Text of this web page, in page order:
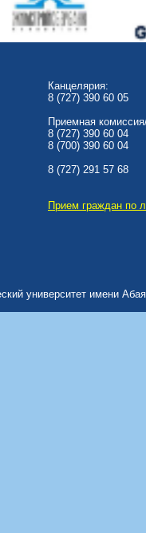
Канцелярия:
8 (727) 390 60 05
Приемная
8 (727) 390 60 04
8 (700) 390 60 04
8 (727) 291 57 68
Прием граждан по
университет имени Абая